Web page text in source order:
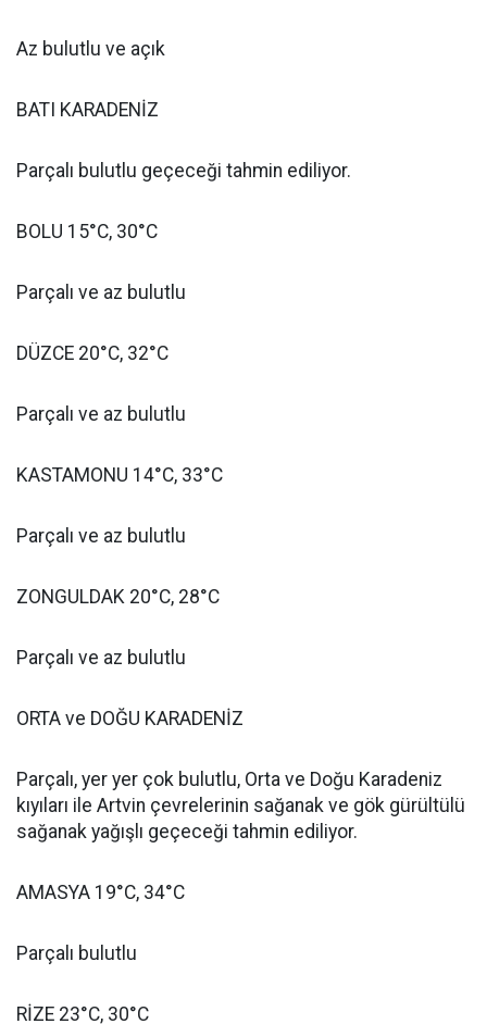
Az bulutlu ve açık
BATI KARADENİZ
Parçalı bulutlu geçeceği tahmin ediliyor.
BOLU 15°C, 30°C
Parçalı ve az bulutlu
DÜZCE 20°C, 32°C
Parçalı ve az bulutlu
KASTAMONU 14°C, 33°C
Parçalı ve az bulutlu
ZONGULDAK 20°C, 28°C
Parçalı ve az bulutlu
ORTA ve DOĞU KARADENİZ
Parçalı, yer yer çok bulutlu, Orta ve Doğu Karadeniz
kıyıları ile Artvin çevrelerinin sağanak ve gök gürültülü
sağanak yağışlı geçeceği tahmin ediliyor.
AMASYA 19°C, 34°C
Parçalı bulutlu
RİZE 23°C, 30°C